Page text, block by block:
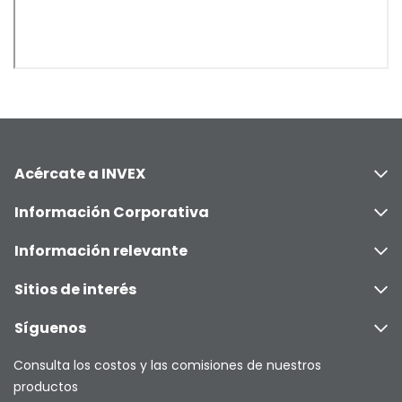
Acércate a INVEX
Información Corporativa
Información relevante
Sitios de interés
Síguenos
Consulta los costos y las comisiones de nuestros
productos